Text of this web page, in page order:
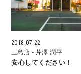
耐震等級3 &
徹底したコス
頑丈で長持ち
2018.07.22
三島店 - 芹澤 潤平
安心してください！